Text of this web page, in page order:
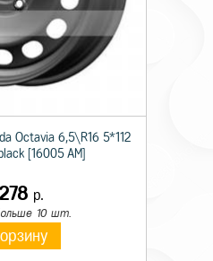
Octavia 6,5\R16 5*112
[16005 AM]
р.
10 шт.